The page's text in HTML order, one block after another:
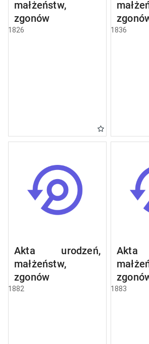
małżeństw,
zgonów
1826 1836
Akta urodzeń,
małżeństw,
zgonów
1882
Akta
1883